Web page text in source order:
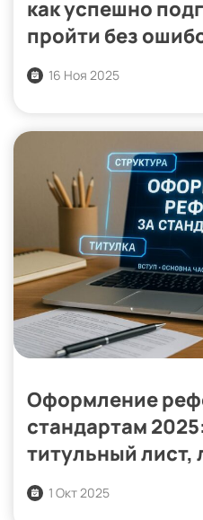
как успешно
пройти без
16 Ноя 2025
Оформление
стандартам
титульный лист,
1 Окт 2025